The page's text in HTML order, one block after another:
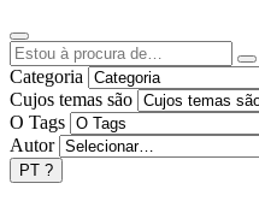
Categoria
Cujos temas são
O Tags
Autor
PT ?